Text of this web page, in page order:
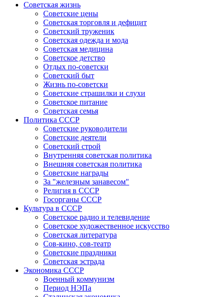
Советская жизнь
Советские цены
Советская торговля и дефицит
Советский труженик
Советская одежда и мода
Советская медицина
Советское детство
Отдых по-советски
Советский быт
Жизнь по-советски
Советские страшилки и слухи
Советское питание
Советская семья
Политика СССР
Советские руководители
Советские деятели
Советский строй
Внутренняя советская политика
Внешняя советская политика
Советские награды
За "железным занавесом"
Религия в СССР
Госорганы СССР
Культура в СССР
Советское радио и телевидение
Советское художественное искусство
Советская литература
Сов-кино, сов-театр
Советские праздники
Советская эстрада
Экономика СССР
Военный коммунизм
Период НЭПа